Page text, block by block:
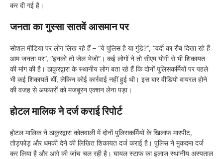
कर दी गई है।
जनता का गुस्सा सातवें आसमान पर
सोशल मीडिया पर लोग लिख रहे हैं – “ये पुलिस है या गुंडे?”, “वर्दी का रौब दिखा रहे हैं
आम जनता पर”, “इनको तो जेल भेजो”। कई लोगों ने तो सीएम योगी से भी शिकायत
की मांग की है। ठाकुरद्वारा के स्थानीय लोग बता रहे हैं कि दोनों पुलिसकर्मियों पर पहले
भी कई शिकायतें थीं, लेकिन कोई कार्रवाई नहीं हुई थी। इस बार वीडियो वायरल होने
की वजह से अफसरों को मजबूरन एक्शन लेना पड़ा।
होटल मालिक ने दर्ज कराई रिपोर्ट
होटल मालिक ने ठाकुरद्वारा कोतवाली में दोनों पुलिसकर्मियों के खिलाफ मारपीट,
तोड़फोड़ और धमकी देने की लिखित शिकायत दर्ज कराई है। पुलिस ने मुकदमा दर्ज
कर लिया है और आगे की जांच चल रही है। घायल स्टाफ का इलाज स्थानीय अस्पताल